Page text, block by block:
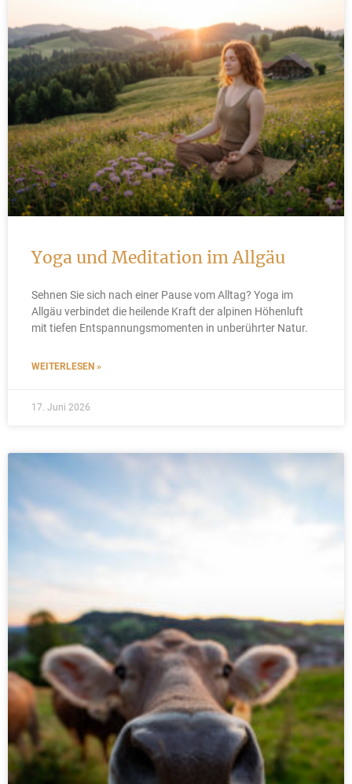
Yoga und Meditation im Allgäu
Sehnen Sie sich nach einer Pause vom Alltag? Yoga im
Allgäu verbindet die heilende Kraft der alpinen Höhenluft
mit tiefen Entspannungsmomenten in unberührter Natur.
WEITERLESEN »
17. Juni 2026